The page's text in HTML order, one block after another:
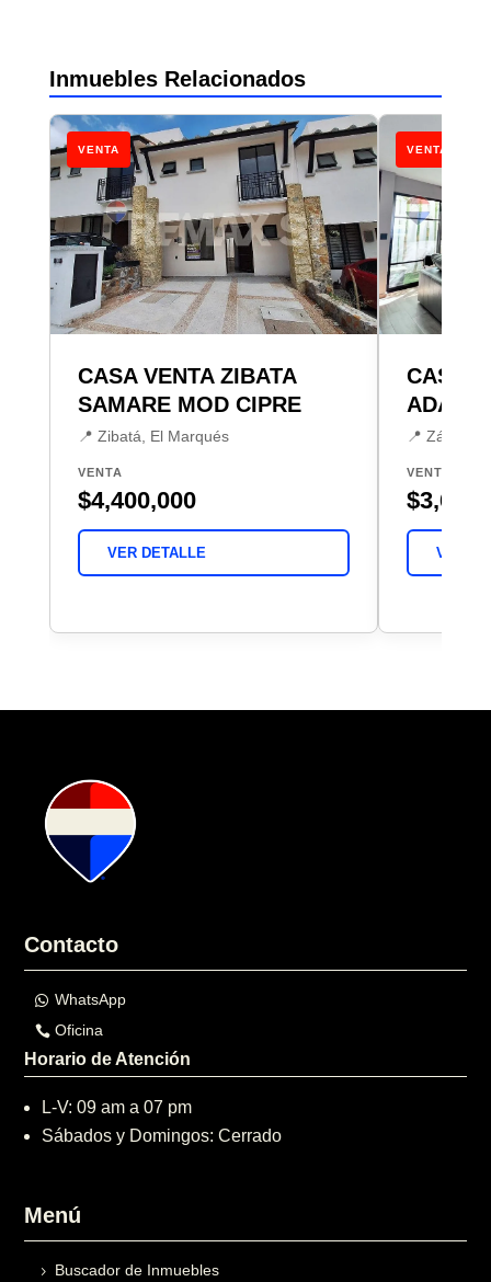
Inmuebles Relacionados
VENTA
CASA VENTA ZIBATA
SAMARE MOD CIPRE
📍 Zibatá, El Marqués
VENTA
$4,400,000
VER DETALLE
VENTA
CASA
📍 Zákia,
VENTA
VER
Contacto
WhatsApp
Oficina
Horario de Atención
L-V: 09 am a 07 pm
Sábados y Domingos: Cerrado
Menú
Buscador de Inmuebles